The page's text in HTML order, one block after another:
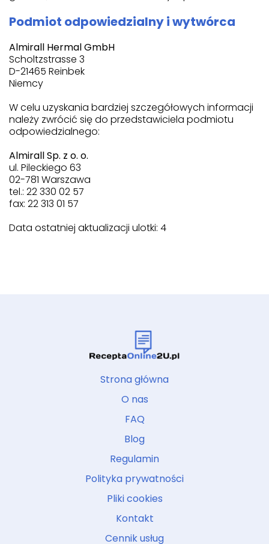
Podmiot odpowiedzialny i wytwórca
Almirall Hermal GmbH
Scholtzstrasse 3
D-21465 Reinbek
Niemcy
W celu uzyskania bardziej szczegółowych informacji
należy zwrócić się do przedstawiciela podmiotu
odpowiedzialnego:
Almirall Sp. z o. o.
ul. Pileckiego 63
02-781 Warszawa
tel.: 22 330 02 57
fax: 22 313 01 57
Data ostatniej aktualizacji ulotki: 4
Strona główna
O nas
FAQ
Blog
Regulamin
Polityka prywatności
Pliki cookies
Kontakt
Cennik usług